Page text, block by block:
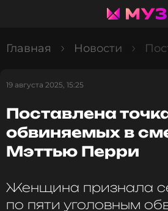
Главная Новости
19 августа 2025, 15:25
Поставлена
обвиняемых в
Мэттью Перри
Женщина признала
по пяти уголовным